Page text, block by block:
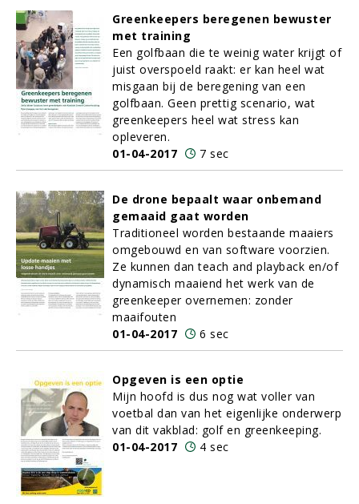
Greenkeepers beregenen bewuster
met training
Een golfbaan die te weinig water krijgt of
juist overspoeld raakt: er kan heel wat
misgaan bij de beregening van een
golfbaan. Geen prettig scenario, wat
greenkeepers heel wat stress kan
opleveren.
01-04-2017
7 sec
De drone bepaalt waar onbemand
gemaaid gaat worden
Traditioneel worden bestaande maaiers
omgebouwd en van software voorzien.
Ze kunnen dan teach and playback en/of
dynamisch maaiend het werk van de
greenkeeper overnemen: zonder
maaifouten
01-04-2017
6 sec
Opgeven is een optie
Mijn hoofd is dus nog wat voller van
voetbal dan van het eigenlijke onderwerp
van dit vakblad: golf en greenkeeping.
01-04-2017
4 sec